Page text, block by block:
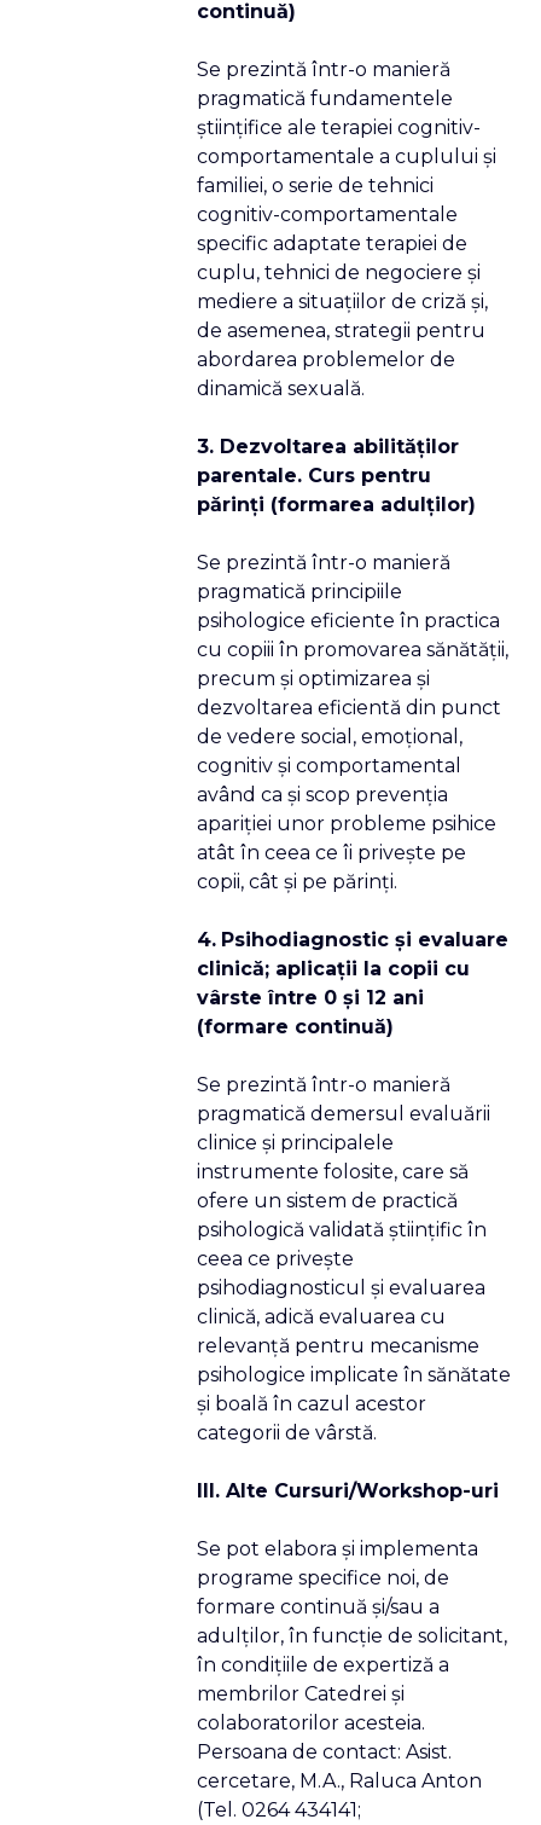
continuă)
Se prezintă într-o manieră
pragmatică fundamentele
ştiinţifice ale terapiei cognitiv-
comportamentale a cuplului şi
familiei, o serie de tehnici
cognitiv-comportamentale
specific adaptate terapiei de
cuplu, tehnici de negociere şi
mediere a situaţiilor de criză şi,
de asemenea, strategii pentru
abordarea problemelor de
dinamică sexuală.
3. Dezvoltarea abilităţilor
parentale. Curs pentru
părinţi (formarea adulţilor)
Se prezintă într-o manieră
pragmatică principiile
psihologice eficiente în practica
cu copiii în promovarea sănătăţii,
precum şi optimizarea şi
dezvoltarea eficientă din punct
de vedere social, emoţional,
cognitiv şi comportamental
având ca şi scop prevenţia
apariţiei unor probleme psihice
atât în ceea ce îi priveşte pe
copii, cât şi pe părinţi.
4. Psihodiagnostic şi evaluare
clinică; aplicaţii la copii cu
vârste între 0 şi 12 ani
(formare continuă)
Se prezintă într-o manieră
pragmatică demersul evaluării
clinice şi principalele
instrumente folosite, care să
ofere un sistem de practică
psihologică validată ştiinţific în
ceea ce priveşte
psihodiagnosticul şi evaluarea
clinică, adică evaluarea cu
relevanţă pentru mecanisme
psihologice implicate în sănătate
şi boală în cazul acestor
categorii de vârstă.
III. Alte Cursuri/Workshop-uri
Se pot elabora şi implementa
programe specifice noi, de
formare continuă şi/sau a
adulţilor, în funcţie de solicitant,
în condiţiile de expertiză a
membrilor Catedrei şi
colaboratorilor acesteia.
Persoana de contact: Asist.
cercetare, M.A., Raluca Anton
(Tel. 0264 434141;